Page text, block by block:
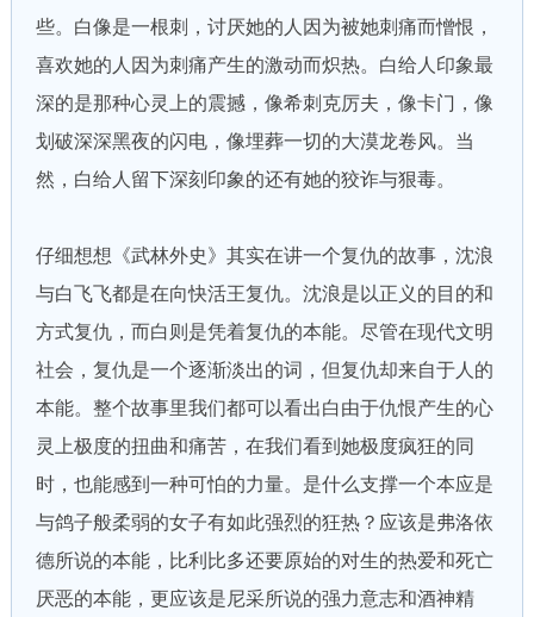
些。白像是一根刺，讨厌她的人因为被她刺痛而憎恨，
喜欢她的人因为刺痛产生的激动而炽热。白给人印象最
深的是那种心灵上的震撼，像希刺克厉夫，像卡门，像
划破深深黑夜的闪电，像埋葬一切的大漠龙卷风。当
然，白给人留下深刻印象的还有她的狡诈与狠毒。
仔细想想《武林外史》其实在讲一个复仇的故事，沈浪
与白飞飞都是在向快活王复仇。沈浪是以正义的目的和
方式复仇，而白则是凭着复仇的本能。尽管在现代文明
社会，复仇是一个逐渐淡出的词，但复仇却来自于人的
本能。整个故事里我们都可以看出白由于仇恨产生的心
灵上极度的扭曲和痛苦，在我们看到她极度疯狂的同
时，也能感到一种可怕的力量。是什么支撑一个本应是
与鸽子般柔弱的女子有如此强烈的狂热？应该是弗洛依
德所说的本能，比利比多还要原始的对生的热爱和死亡
厌恶的本能，更应该是尼采所说的强力意志和酒神精